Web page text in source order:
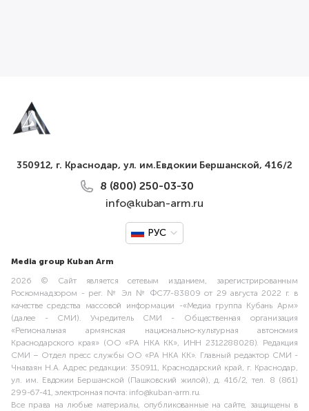
350912, г. Краснодар, ул. им.Евдокии Бершанской, 416/2
8 (800) 250-03-30
info@kuban-arm.ru
РУС
Media group Kuban Arm
2026 © Сайт является сетевым изданием, зарегистрированным
Роскомнадзором - рег. № Эл № ФС77-83809 от 29 августа 2022 г. в
качестве средства массовой информации -«Медиа группа Кубань Арм»
(далее - СМИ). Учредитель СМИ - Общественная организация
«Региональная армянская национально-культурная автономия
Краснодарского края» (ОО «РА НКА КК», ИНН 2312288028). Редакция
СМИ – Отдел пресс службы ОО «РА НКА КК». Главный редактор СМИ -
Чнаваян Н.А. Адрес редакции: 350911, Краснодарский край, г. Краснодар,
ул. им. Евдокии Бершанской (Пашковский жилой), д. 416/2, тел. 8 (861)
299-67-41, электронная почта: info@kuban-arm.ru.
Все права на любые материалы, опубликованные на сайте, защищены в